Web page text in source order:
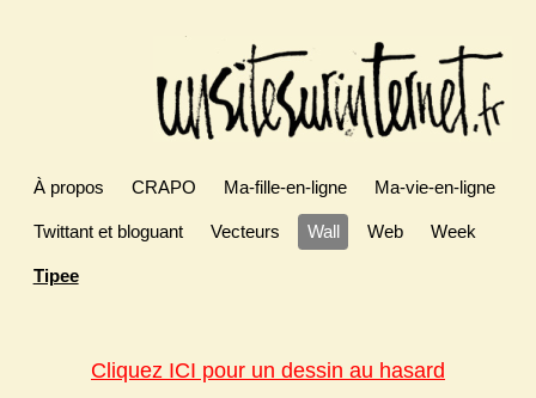
À propos CRAPO Ma-fille-en-ligne Ma-vie-en-ligne
Twittant et bloguant Vecteurs Wall Web Week
Tipee
Cliquez ICI pour un dessin au hasard